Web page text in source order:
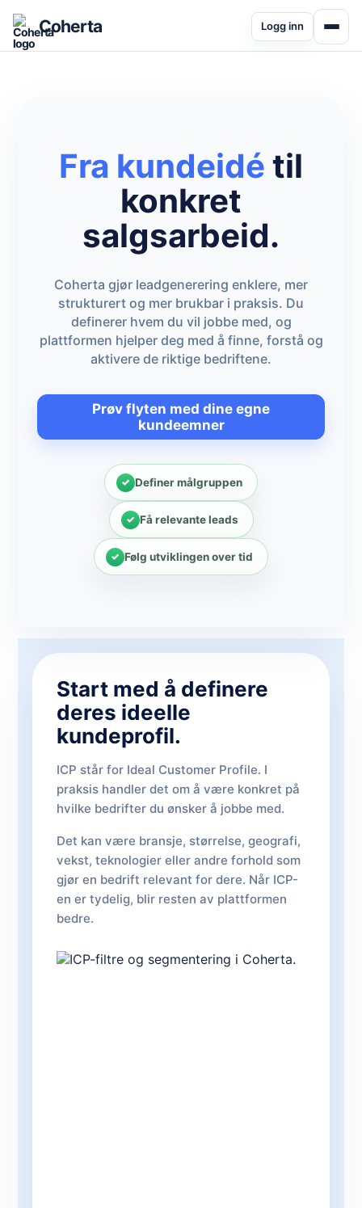
Coherta Logg inn
Fra kundeidé til
konkret
salgsarbeid.
Coherta gjør leadgenerering enklere, mer
strukturert og mer brukbar i praksis. Du
definerer hvem du vil jobbe med, og
plattformen hjelper deg med å finne, forstå og
aktivere de riktige bedriftene.
Prøv flyten med dine egne
kundeemner
Definer målgruppen
Få relevante leads
Følg utviklingen over tid
Start med å definere
deres ideelle
kundeprofil.
ICP står for Ideal Customer Profile. I
praksis handler det om å være konkret på
hvilke bedrifter du ønsker å jobbe med.
Det kan være bransje, størrelse, geografi,
vekst, teknologier eller andre forhold som
gjør en bedrift relevant for dere. Når ICP-
en er tydelig, blir resten av plattformen
bedre.